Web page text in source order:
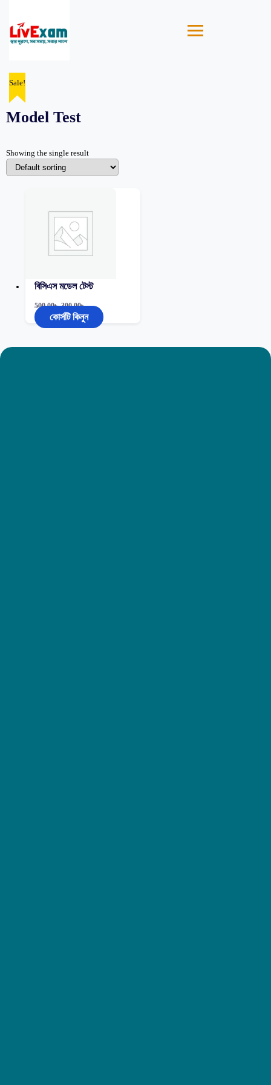
Model Test
Showing the single result
Sale!
বিসিএস মডেল টেস্ট
500.00৳ 300.00৳
কোর্সটি কিনুন